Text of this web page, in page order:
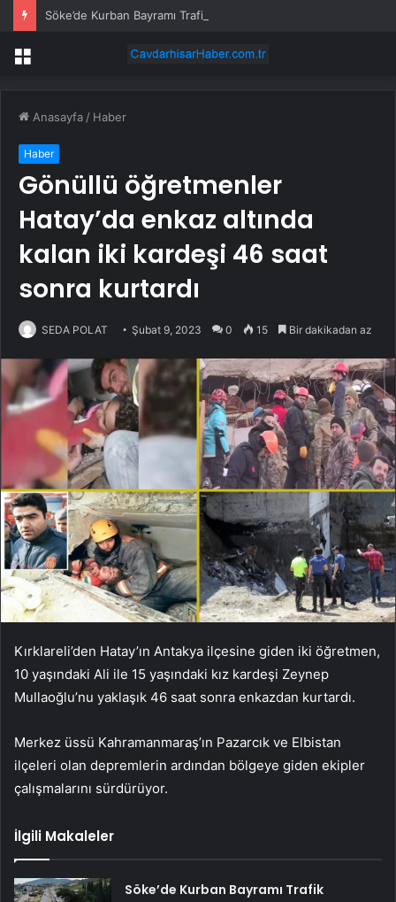
Söke’de Kurban Bayramı Trafik Yoğunluğu
Menü
Anasayfa / Haber
Haber
Gönüllü öğretmenler
Hatay’da enkaz altında
kalan iki kardeşi 46 saat
sonra kurtardı
SEDA POLAT Şubat 9, 2023 0 15 Bir dakikadan az
Kırklareli’den Hatay’ın Antakya ilçesine giden iki öğretmen,
10 yaşındaki Ali ile 15 yaşındaki kız kardeşi Zeynep
Mullaoğlu’nu yaklaşık 46 saat sonra enkazdan kurtardı.
Merkez üssü Kahramanmaraş’ın Pazarcık ve Elbistan
ilçeleri olan depremlerin ardından bölgeye giden ekipler
çalışmalarını sürdürüyor.
İlgili Makaleler
Söke’de Kurban Bayramı Trafik